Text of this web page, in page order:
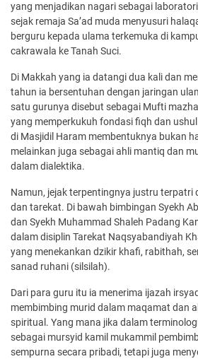
yang menjadikan nagari sebagai
sejak remaja Sa’ad muda menyusuri
berguru kepada ulama terkemuka di
cakrawala ke Tanah Suci.
Di Makkah yang ia datangi dua kali dan
tahun ia bersentuhan dengan jaringan
satu gurunya disebut sebagai Mufti
yang memperkukuh fondasi fiqh dan
di Masjidil Haram membentuknya bukan
melainkan juga sebagai ahli mantiq dan
dalam dialektika.
Namun, jejak terpentingnya justru terpatri
dan tarekat. Di bawah bimbingan Syekh
dan Syekh Muhammad Shaleh Padang
dalam disiplin Tarekat Naqsyabandiyah
yang menekankan dzikir khafi, rabithah,
sanad ruhani (silsilah).
Dari para guru itu ia menerima ijazah
membimbing murid dalam maqamat dan
spiritual. Yang mana jika dalam
sebagai mursyid kamil mukammil
sempurna secara pribadi, tetapi juga